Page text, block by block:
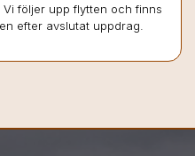
följer upp flytten och finns
efter avslutat uppdrag.